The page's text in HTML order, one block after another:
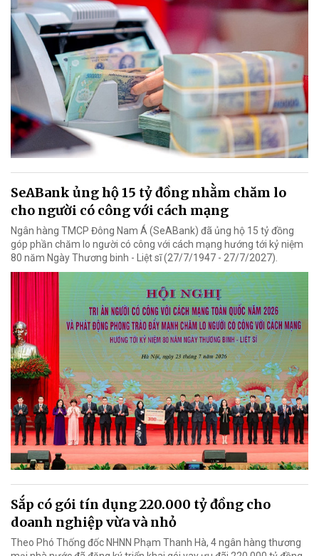
SeABank ủng hộ 15 tỷ đồng nhằm chăm lo
cho người có công với cách mạng
Ngân hàng TMCP Đông Nam Á (SeABank) đã ủng hộ 15 tỷ đồng
góp phần chăm lo người có công với cách mạng hướng tới kỷ niệm
80 năm Ngày Thương binh - Liệt sĩ (27/7/1947 - 27/7/2027).
Sắp có gói tín dụng 220.000 tỷ đồng cho
doanh nghiệp vừa và nhỏ
Theo Phó Thống đốc NHNN Phạm Thanh Hà, 4 ngân hàng thương